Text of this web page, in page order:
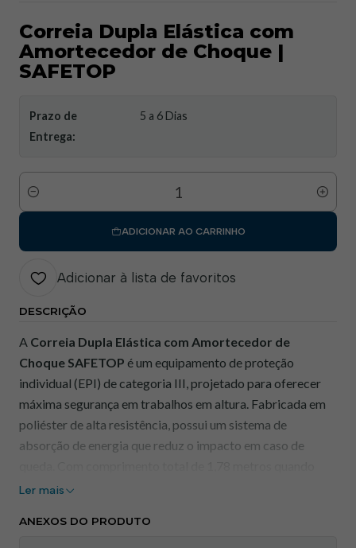
Correia Dupla Elástica com
Amortecedor de Choque |
SAFETOP
Prazo de
Entrega:
5 a 6 Dias
Quantidade
ADICIONAR AO CARRINHO
Adicionar à lista de favoritos
DESCRIÇÃO
A Correia Dupla Elástica com Amortecedor de
Choque SAFETOP é um equipamento de proteção
individual (EPI) de categoria III, projetado para oferecer
máxima segurança em trabalhos em altura. Fabricada em
poliéster de alta resistência, possui um sistema de
absorção de energia que reduz o impacto em caso de
estendida, proporciona liberdade de movimento e
Ler mais
ANEXOS DO PRODUTO